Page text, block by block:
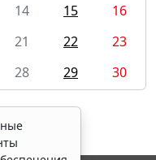
14 15
16
21 22
23
28 29 30